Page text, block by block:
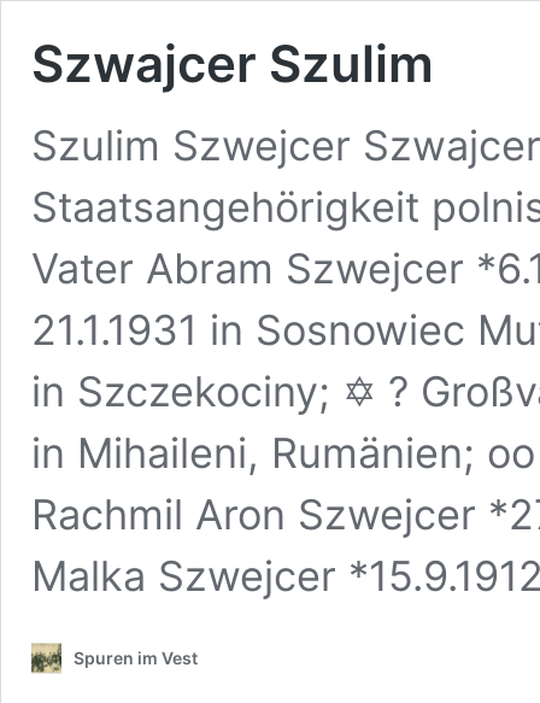
Szwajcer Szulim
Szulim Szwejcer
Staatsangehörigkeit
Vater Abram Szwejcer
21.1.1931 in Sosnowiec
in Szczekociny; ✡ ?
in Mihaileni, Rumänien;
Rachmil Aron Szwejcer
Malka Szwejcer
Spuren im Vest